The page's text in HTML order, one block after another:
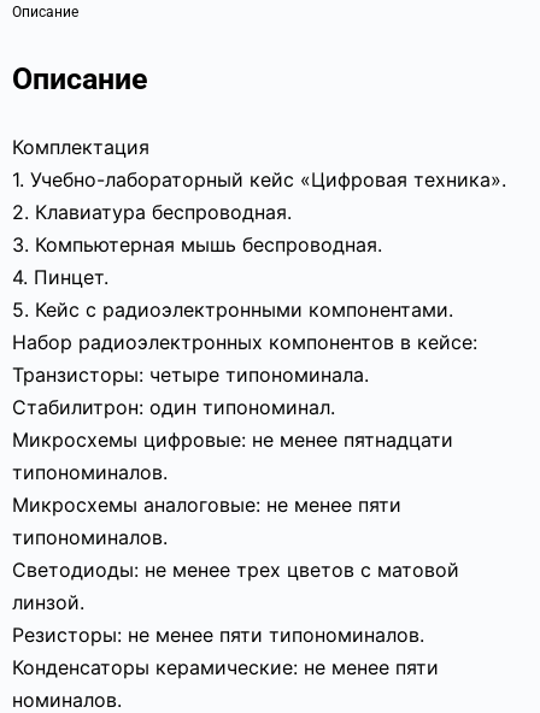
Описание
Описание
Комплектация
1. Учебно-лабораторный кейс «Цифровая техника».
2. Клавиатура беспроводная.
3. Компьютерная мышь беспроводная.
4. Пинцет.
5. Кейс с радиоэлектронными компонентами.
Набор радиоэлектронных компонентов в кейсе:
Транзисторы: четыре типономинала.
Стабилитрон: один типономинал.
Микросхемы цифровые: не менее пятнадцати
типономиналов.
Микросхемы аналоговые: не менее пяти
типономиналов.
Светодиоды: не менее трех цветов с матовой
линзой.
Резисторы: не менее пяти типономиналов.
Конденсаторы керамические: не менее пяти
номиналов.